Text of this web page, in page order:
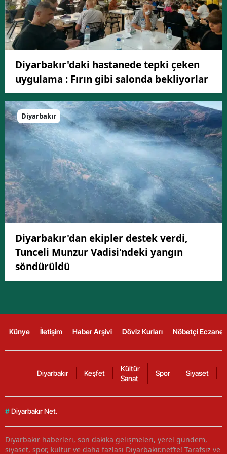
Diyarbakır'daki hastanede tepki çeken
uygulama : Fırın gibi salonda bekliyorlar
Diyarbakır
Diyarbakır'dan ekipler destek verdi,
Tunceli Munzur Vadisi'ndeki yangın
söndürüldü
Künye İletişim Haber Arşivi Döviz Kurları Nöbetçi
Diyarbakır Keşfet
Kültür
Sanat
Spor Siyaset
# Diyarbakır Net.
Diyarbakır haberleri, son dakika gelişmeleri, yerel gündem,
siyaset, spor, kültür ve daha fazlası Diyarbakir.net’te! Tarafsız ve